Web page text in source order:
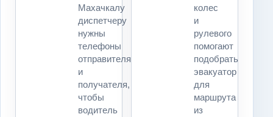
Махачкалу
диспетчеру
нужны
телефоны
отправителя
и
получателя,
чтобы
водитель
колес
и
рулевого
помогают
подобрать
эвакуатор
для
маршрута
из